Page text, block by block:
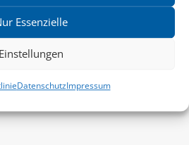
Essenzielle
Einstellungen
DatenschutzImpressum